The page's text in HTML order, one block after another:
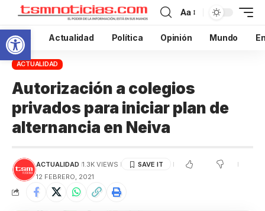
Abrir barra de herramientas
Aa
Inicio Actualidad Política Opinión Mundo
ACTUALIDAD
Autorización a colegios
privados para iniciar plan de
alternancia en Neiva
ACTUALIDAD 1.3K VIEWS
12 FEBRERO, 2021